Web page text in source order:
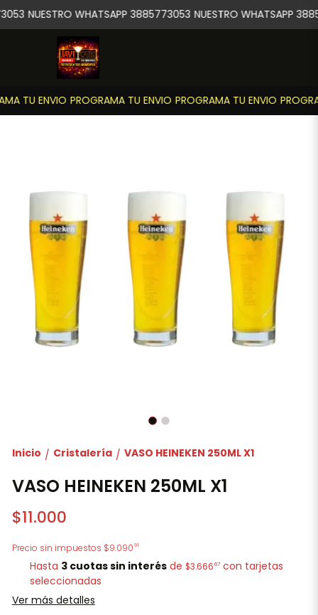
TU ENVIO PROGRAMA TU ENVIO PROGRAMA TU ENVIO
NUESTRO WHATSAPP 3885773053 NUESTRO WHATSAPP
Inicio / Cristalería / VASO HEINEKEN 250ML X1
VASO HEINEKEN 250ML X1
$11.000
Precio sin impuestos $9.09091
Hasta 3 cuotas sin interés de $3.66667 con tarjetas
seleccionadas
Ver más detalles